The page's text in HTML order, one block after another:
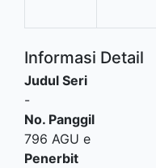
Informasi Detail
Judul Seri
-
No. Panggil
796 AGU e
Penerbit